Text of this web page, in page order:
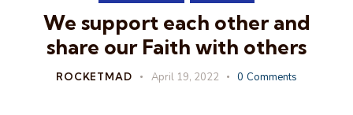
We support each other and
share our Faith with others
ROCKETMAD April 19, 2022 0 Comments